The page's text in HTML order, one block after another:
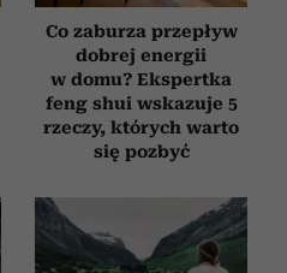
Co zaburza przepływ
dobrej energii
w domu? Ekspertka
feng shui wskazuje 5
rzeczy, których warto
się pozbyć